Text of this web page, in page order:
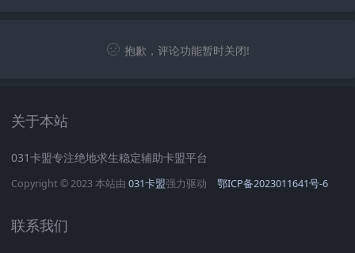
抱歉，评论功能暂时关闭!
关于本站
031卡盟专注绝地求生稳定辅助卡盟平台
Copyright © 2023 本站由 031卡盟强力驱动 鄂ICP备2023011641号-6
联系我们